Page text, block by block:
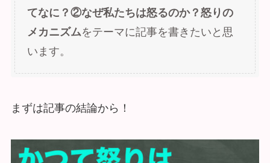
てなに？②なぜ私たちは怒るのか？怒りの
メカニズムをテーマに記事を書きたいと思
います。
まずは記事の結論から！